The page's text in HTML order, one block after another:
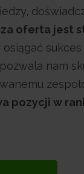
oferta jest
nam
pozycji w